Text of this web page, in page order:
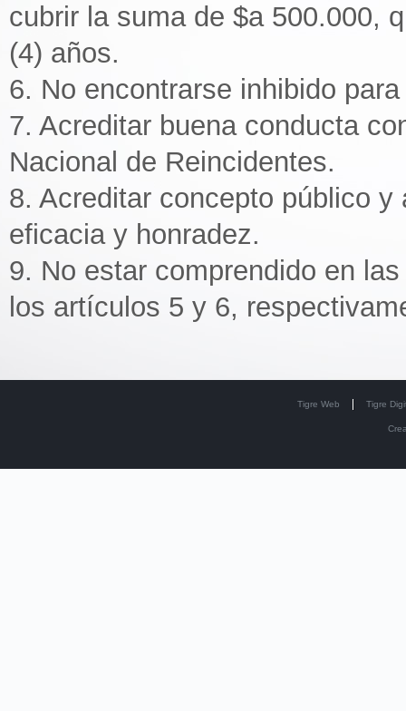
cubrir la suma de $a 500.000,
(4) años.
6. No encontrarse inhibido
7. Acreditar buena conducta
Nacional de Reincidentes.
8. Acreditar concepto público
eficacia y honradez.
9. No estar comprendido en
los artículos 5 y 6,
Tigre Web Tigre